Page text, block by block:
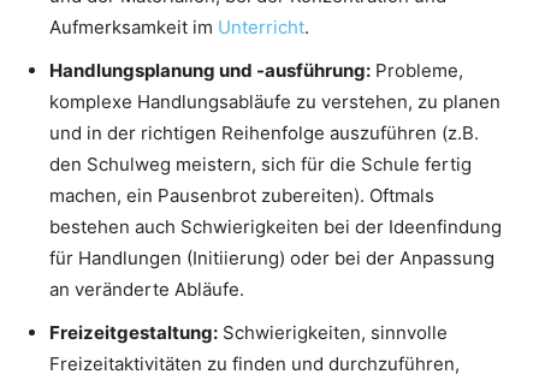
Aufmerksamkeit im Unterricht.
Handlungsplanung und -ausführung: Probleme,
komplexe Handlungsabläufe zu verstehen, zu planen
und in der richtigen Reihenfolge auszuführen (z.B.
den Schulweg meistern, sich für die Schule fertig
machen, ein Pausenbrot zubereiten). Oftmals
bestehen auch Schwierigkeiten bei der Ideenfindung
für Handlungen (Initiierung) oder bei der Anpassung
an veränderte Abläufe.
Freizeitgestaltung: Schwierigkeiten, sinnvolle
Freizeitaktivitäten zu finden und durchzuführen,